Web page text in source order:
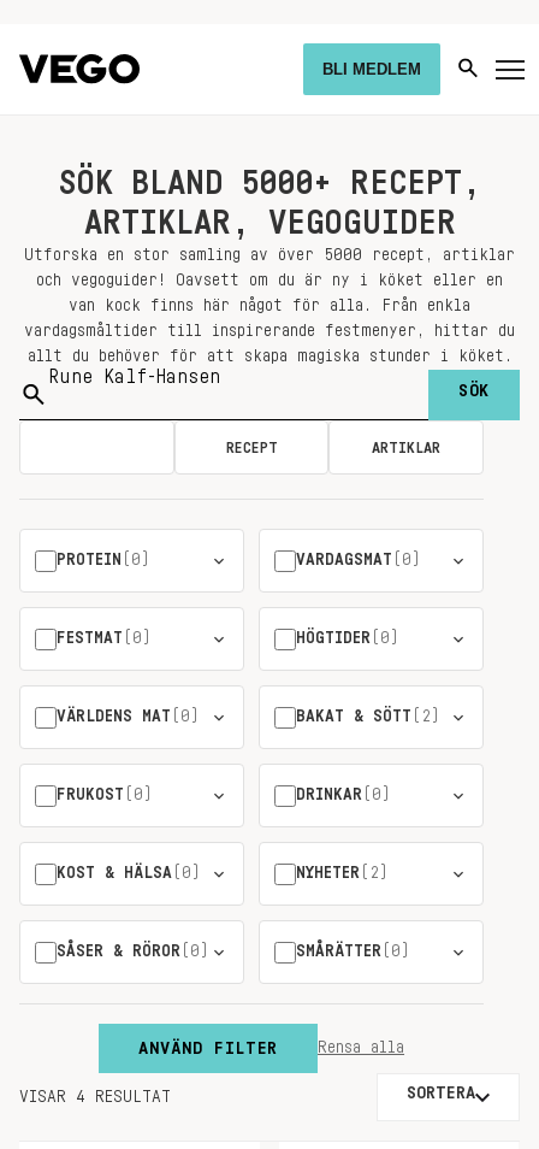
BLI MEDLEM
SÖK BLAND 5000+ RECEPT,
ARTIKLAR, VEGOGUIDER
Utforska en stor samling av över 5000 recept, artiklar
och vegoguider! Oavsett om du är ny i köket eller en
van kock finns här något för alla. Från enkla
vardagsmåltider till inspirerande festmenyer, hittar du
allt du behöver för att skapa magiska stunder i köket.
Sök
på:
RECEPT ARTIKLAR
PROTEIN (0) VARDAGSMAT (0)
FESTMAT (0) HÖGTIDER (0)
VÄRLDENS MAT (0) BAKAT & SÖTT (2)
FRUKOST (0) DRINKAR (0)
KOST & HÄLSA (0) NYHETER (2)
SÅSER & RÖROR (0) SMÅRÄTTER (0)
ANVÄND FILTER Rensa alla
VISAR 4 RESULTAT SORTERA